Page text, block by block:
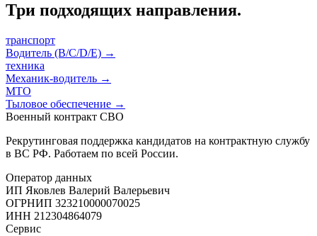
Три подходящих направления.
транспорт
Водитель (B/C/D/E) →
техника
Механик-водитель →
МТО
Тыловое обеспечение →
Военный контракт СВО
Рекрутинговая поддержка кандидатов на контрактную службу
в ВС РФ. Работаем по всей России.
Оператор данных
ИП Яковлев Валерий Валерьевич
ОГРНИП 323210000070025
ИНН 212304864079
Сервис